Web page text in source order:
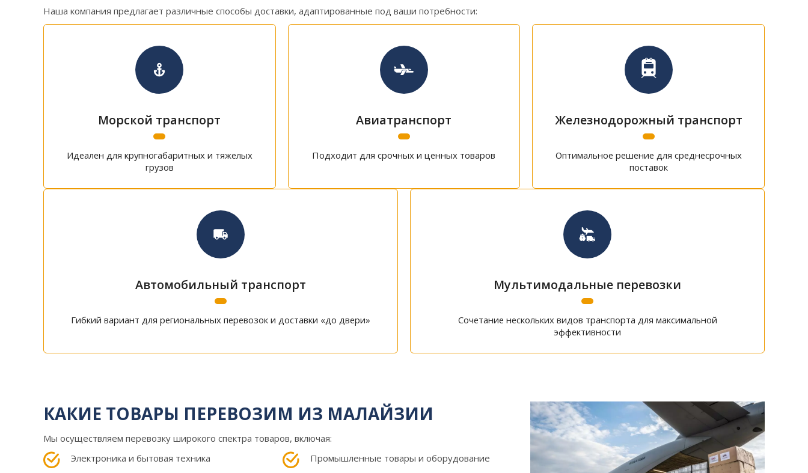
Наша компания предлагает различные способы доставки, адаптированные под ваши потребности:
Морской транспорт
Идеален для крупногабаритных и тяжелых
грузов
Авиатранспорт
Подходит для срочных и ценных товаров
Железнодорожный транспорт
Оптимальное решение для среднесрочных
поставок
Автомобильный транспорт
Гибкий вариант для региональных перевозок и доставки «до двери»
Мультимодальные перевозки
Сочетание нескольких видов транспорта для максимальной
эффективности
КАКИЕ ТОВАРЫ ПЕРЕВОЗИМ ИЗ МАЛАЙЗИИ
Мы осуществляем перевозку широкого спектра товаров, включая:
Электроника и бытовая техника
Промышленные товары и оборудование